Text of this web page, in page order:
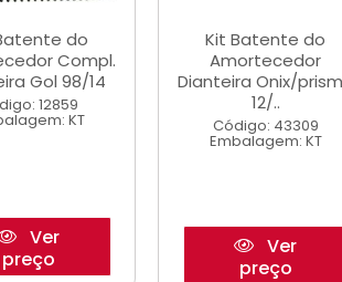
do
Compl.
Gol 98/14
12859
KT
Ver
preço
Kit Batente do
Amortecedor
Dianteira Onix/
12/..
Código: 43309
Embalagem: KT
Ver
preço